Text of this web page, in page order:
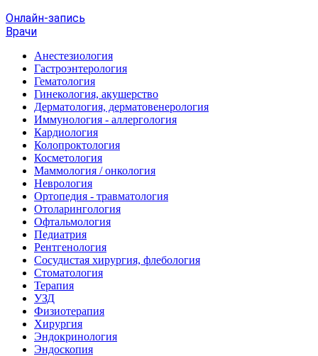
Онлайн-запись
Врачи
Анестезиология
Гастроэнтерология
Гематология
Гинекология, акушерство
Дерматология, дерматовенерология
Иммунология - аллергология
Кардиология
Колопроктология
Косметология
Маммология / онкология
Неврология
Ортопедия - травматология
Отоларингология
Офтальмология
Педиатрия
Рентгенология
Сосудистая хирургия, флебология
Стоматология
Терапия
УЗД
Физиотерапия
Хирургия
Эндокринология
Эндоскопия